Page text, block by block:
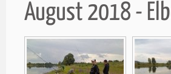
August 2018 -